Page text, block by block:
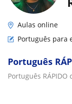
Aulas online
Português para
Português
Português